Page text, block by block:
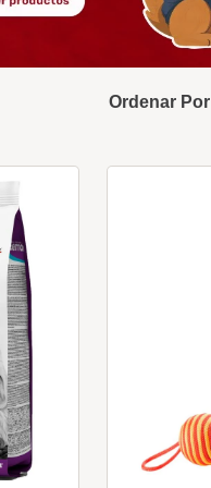
Ordenar Por